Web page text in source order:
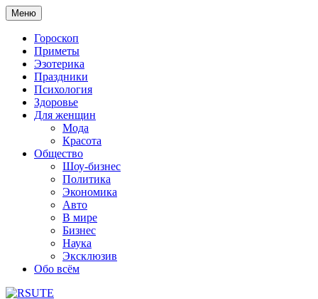
Меню
Гороскоп
Приметы
Эзотерика
Праздники
Психология
Здоровье
Для женщин
Мода
Красота
Общество
Шоу-бизнес
Политика
Экономика
Авто
В мире
Бизнес
Наука
Эксклюзив
Обо всём